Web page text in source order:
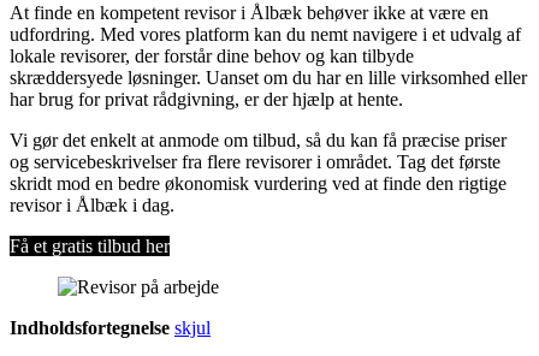
At finde en kompetent revisor i Ålbæk behøver ikke at være en
udfordring. Med vores platform kan du nemt navigere i et udvalg af
lokale revisorer, der forstår dine behov og kan tilbyde
skræddersyede løsninger. Uanset om du har en lille virksomhed eller
har brug for privat rådgivning, er der hjælp at hente.
Vi gør det enkelt at anmode om tilbud, så du kan få præcise priser
og servicebeskrivelser fra flere revisorer i området. Tag det første
skridt mod en bedre økonomisk vurdering ved at finde den rigtige
revisor i Ålbæk i dag.
Få et gratis tilbud her
Indholdsfortegnelse skjul